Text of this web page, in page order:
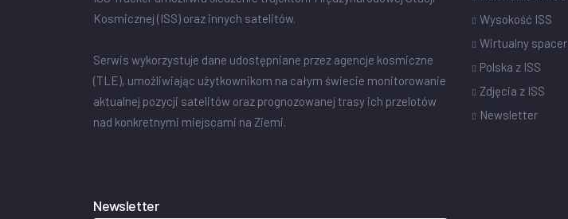
Kosmicznej (ISS) oraz innych satelitów.
Serwis wykorzystuje dane udostępniane przez agencje kosmiczne
(TLE), umożliwiając użytkownikom na całym świecie monitorowanie
aktualnej pozycji satelitów oraz prognozowanej trasy ich przelotów
nad konkretnymi miejscami na Ziemi.
Wysokość ISS
Wirtualny spacer
Polska z ISS
Zdjęcia z ISS
Newsletter
Newsletter